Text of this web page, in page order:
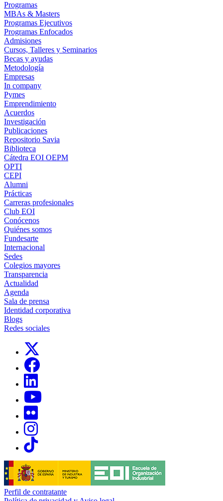
Programas
MBAs & Masters
Programas Ejecutivos
Programas Enfocados
Admisiones
Cursos, Talleres y Seminarios
Becas y ayudas
Metodología
Empresas
In company
Pymes
Emprendimiento
Acuerdos
Investigación
Publicaciones
Repositorio Savia
Biblioteca
Cátedra EOI OEPM
OPTI
CEPI
Alumni
Prácticas
Carreras profesionales
Club EOI
Conócenos
Quiénes somos
Fundesarte
Internacional
Sedes
Colegios mayores
Transparencia
Actualidad
Agenda
Sala de prensa
Identidad corporativa
Blogs
Redes sociales
Links, Opens in this window
Links, Opens in this window
Links, Opens in this window
Links, Opens in this window
Links, Opens in this window
Perfil de contratante